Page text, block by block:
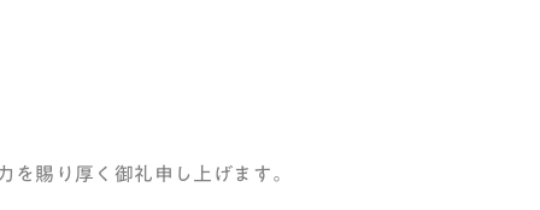
賜り厚く御礼申し上げます。